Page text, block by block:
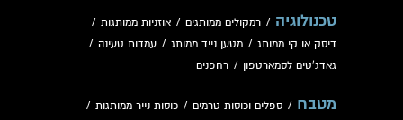
טכנולוגיה / רמקולים ממותגים / אוזניות ממותגות /
דיסק או קי ממותג / מטען נייד ממותג / עמדות טעינה /
גאדג'טים לסמארטפון / רחפנים
מטבח / ספלים וכוסות טרמים / כוסות נייר ממותגות /